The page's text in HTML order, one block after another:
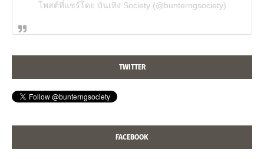
โพสต์ที่แชร์โดย บันเทิง Society (@bunterngsociety)
TWITTER
FACEBOOK